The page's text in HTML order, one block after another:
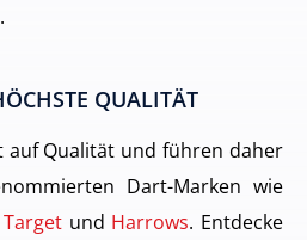
QUALITÄT
auf Qualität und führen daher
Dart-Marken wie
Target und Harrows. Entdecke